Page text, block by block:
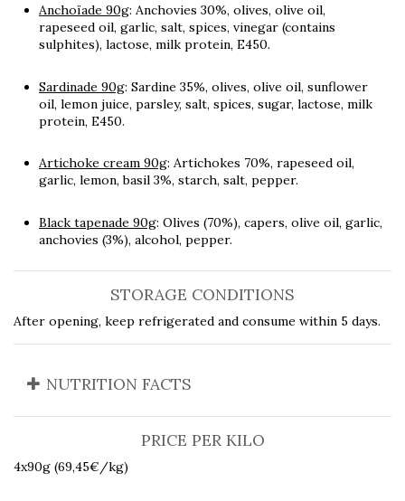
Anchoïade 90g: Anchovies 30%, olives, olive oil,
rapeseed oil, garlic, salt, spices, vinegar (contains
sulphites), lactose, milk protein, E450.
Sardinade 90g: Sardine 35%, olives, olive oil, sunflower
oil, lemon juice, parsley, salt, spices, sugar, lactose, milk
protein, E450.
Artichoke cream 90g: Artichokes 70%, rapeseed oil,
garlic, lemon, basil 3%, starch, salt, pepper.
Black tapenade 90g: Olives (70%), capers, olive oil, garlic,
anchovies (3%), alcohol, pepper.
STORAGE CONDITIONS
After opening, keep refrigerated and consume within 5 days.
NUTRITION FACTS
PRICE PER KILO
4x90g (69,45€/kg)